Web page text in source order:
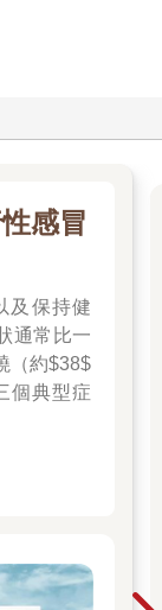
感冒
及保持健
通常比一
（約$38$
個典型症